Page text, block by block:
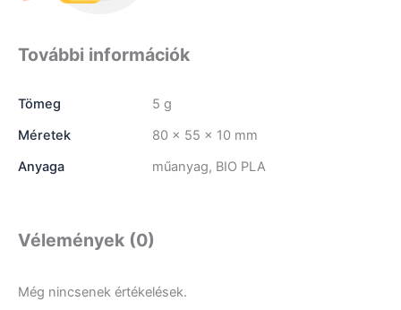
További információk
Tömeg
5 g
Méretek
80 × 55 × 10 mm
Anyaga
műanyag, BIO PLA
Vélemények (0)
Még nincsenek értékelések.